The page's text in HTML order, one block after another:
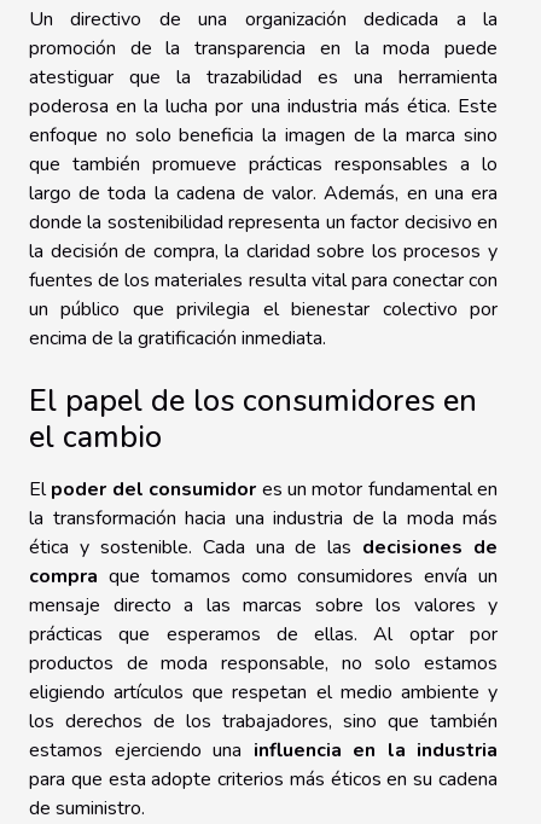
Un directivo de una organización dedicada a la
promoción de la transparencia en la moda puede
atestiguar que la trazabilidad es una herramienta
poderosa en la lucha por una industria más ética. Este
enfoque no solo beneficia la imagen de la marca sino
que también promueve prácticas responsables a lo
largo de toda la cadena de valor. Además, en una era
donde la sostenibilidad representa un factor decisivo en
la decisión de compra, la claridad sobre los procesos y
fuentes de los materiales resulta vital para conectar con
un público que privilegia el bienestar colectivo por
encima de la gratificación inmediata.
El papel de los consumidores en
el cambio
Elpoder del consumidor es un motor fundamental en
la transformación hacia una industria de la moda más
ética y sostenible. Cada una de las decisiones de
compra que tomamos como consumidores envía un
mensaje directo a las marcas sobre los valores y
prácticas que esperamos de ellas. Al optar por
productos de moda responsable, no solo estamos
eligiendo artículos que respetan el medio ambiente y
los derechos de los trabajadores, sino que también
estamos ejerciendo una influencia en la industria
para que esta adopte criterios más éticos en su cadena
de suministro.